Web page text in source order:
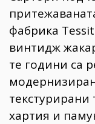
фабрика
винтидж
те години са
хартия и